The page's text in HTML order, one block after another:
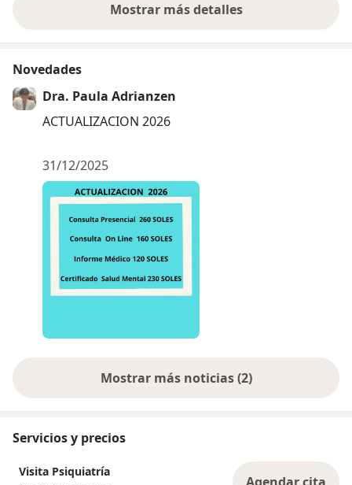
Mostrar más detalles
sobre la experiencia
Novedades
Dra. Paula Adrianzen
ACTUALIZACION 2026
31/12/2025
Mostrar más noticias (2)
Servicios y precios
Visita Psiquiatría